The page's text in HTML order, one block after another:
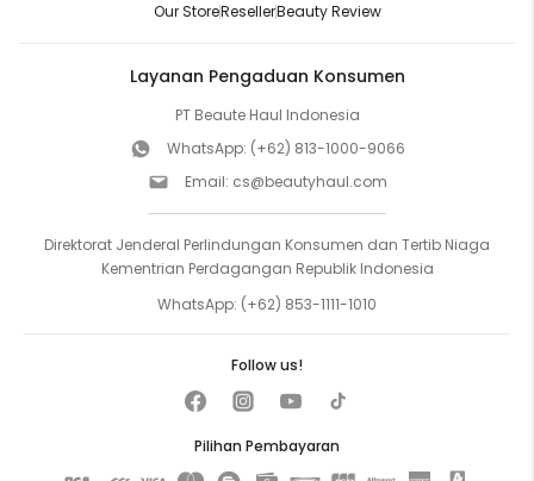
Our StoreResellerBeauty Review
Layanan Pengaduan Konsumen
PT Beaute Haul Indonesia
WhatsApp: (+62) 813-1000-9066
Email: cs@beautyhaul.com
Direktorat Jenderal Perlindungan Konsumen dan Tertib Niaga
Kementrian Perdagangan Republik Indonesia
WhatsApp: (+62) 853-1111-1010
Pilihan Pembayaran
Follow us!